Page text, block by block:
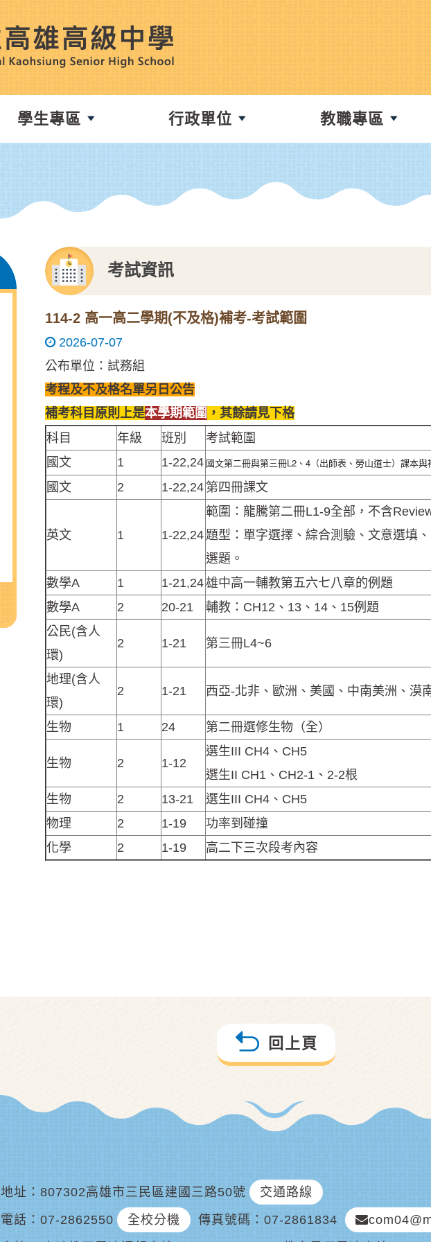
學生專區 行政單位 教職專區
考試資訊
114-2 高一高二學期(不及格)補考-考試範圍
2026-07-07
公布單位：試務組
考程及不及格名單另日公告
補考科目原則上是本學期範圍 ，其餘請見下格
科目
年級 班別
考試範圍
國文
1 1-22,24 國文第二冊與第三冊L2、4（出師表、勞山道士） 課本與
國文 2 1-22,24 第四冊課文
英文 1 1-22,24
範圍：龍騰第二冊L1-9全部，不含
題型：單字選擇、綜合測驗、文意選填
選題。
數學A
1 1-21,24雄中高一輔教第五六七八章的例題
數學A
2 20-21
輔教：CH12、13、14、15例題
公民(含人
環)
2 1-21 第三冊L4~6
地理(含人
環)
2 1-21 西亞-北非、歐洲、美國、中南美洲、漠
生物 1 24 第二冊選修生物（全）
生物 2 1-12
選生III CH4、CH5
選生II CH1、CH2-1、2-2根
生物
2 13-21
選生III CH4、CH5
物理
2 1-19
功率到碰撞
化學
2 1-19 高二下三次段考內容
回上頁
地址 807302高雄市三民區建國三路50號
交通路線
電話
07-2862550 全校分機 傳真號碼 07-2861834